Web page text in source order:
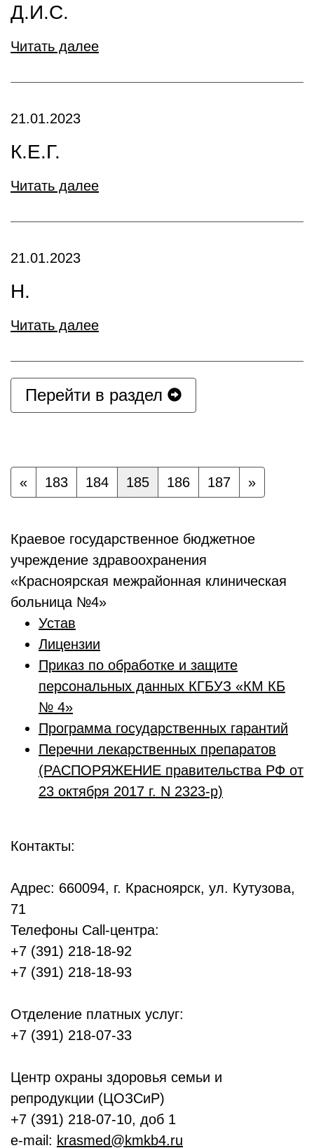
Д.И.С.
Читать далее
21.01.2023
К.Е.Г.
Читать далее
21.01.2023
Н.
Читать далее
Перейти в раздел
« 183 184 185 186 187 »
Краевое государственное бюджетное
учреждение здравоохранения
«Красноярская межрайонная клиническая
больница №4»
Устав
Лицензии
Приказ по обработке и защите
персональных данных КГБУЗ «КМ КБ
№ 4»
Программа государственных гарантий
Перечни лекарственных препаратов
(РАСПОРЯЖЕНИЕ правительства РФ от
23 октября 2017 г. N 2323-р)
Контакты:
Адрес: 660094, г. Красноярск, ул. Кутузова,
71
Телефоны Call-центра:
+7 (391) 218-18-92
+7 (391) 218-18-93
Отделение платных услуг:
+7 (391) 218-07-33
Центр охраны здоровья семьи и
репродукции (ЦОЗСиР)
+7 (391) 218-07-10, доб 1
e-mail: krasmed@kmkb4.ru